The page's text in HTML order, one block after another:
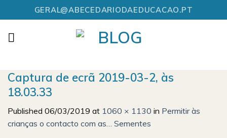
to
content
GERAL@ABECEDARIODAEDUCACAO.PT
Captura de ecrã 2019-03-2, às
18.03.33
Published 06/03/2019 at 1060 × 1130 in Permitir às
crianças o contacto com as… Sementes